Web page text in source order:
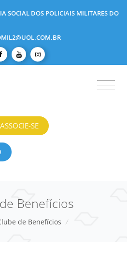
SOCIAL DOS POLICIAIS MILITARES DO
ASSOCIE-SE
Benefícios
de Benefícios /